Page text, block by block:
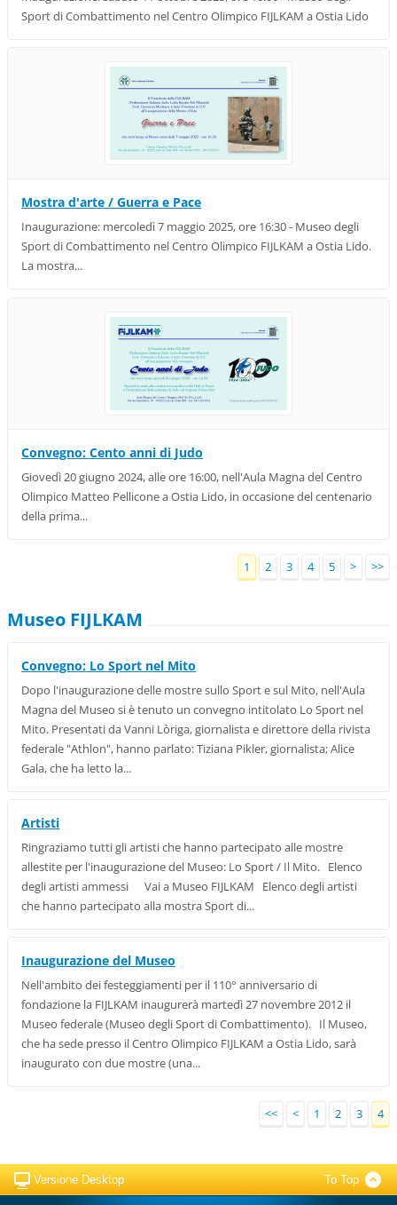
Sport di Combattimento nel Centro Olimpico FIJLKAM a Ostia Lido
Mostra d'arte / Guerra e Pace
Inaugurazione: mercoledì 7 maggio 2025, ore 16:30 - Museo degli
Sport di Combattimento nel Centro Olimpico FIJLKAM a Ostia Lido.
La mostra...
Convegno: Cento anni di Judo
Giovedì 20 giugno 2024, alle ore 16:00, nell'Aula Magna del Centro
Olimpico Matteo Pellicone a Ostia Lido, in occasione del centenario
della prima...
1 2 3 4 5 > >>
Museo FIJLKAM
Convegno: Lo Sport nel Mito
Dopo l'inaugurazione delle mostre sullo Sport e sul Mito, nell'Aula
Magna del Museo si è tenuto un convegno intitolato Lo Sport nel
Mito. Presentati da Vanni Lòriga, giornalista e direttore della rivista
federale "Athlon", hanno parlato: Tiziana Pikler, giornalista; Alice
Gala, che ha letto la...
Artisti
Ringraziamo tutti gli artisti che hanno partecipato alle mostre
allestite per l'inaugurazione del Museo: Lo Sport / Il Mito. Elenco
degli artisti ammessi Vai a Museo FIJLKAM Elenco degli artisti
che hanno partecipato alla mostra Sport di...
Inaugurazione del Museo
Nell'ambito dei festeggiamenti per il 110° anniversario di
fondazione la FIJLKAM inaugurerà martedì 27 novembre 2012 il
Museo federale (Museo degli Sport di Combattimento). Il Museo,
che ha sede presso il Centro Olimpico FIJLKAM a Ostia Lido, sarà
inaugurato con due mostre (una...
<< < 1 2 3 4
Versione Desktop To Top